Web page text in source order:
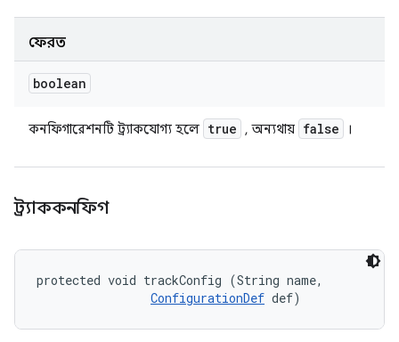
ফেরত
boolean
কনফিগারেশনটি ট্র্যাকযোগ্য হলে true , অন্যথায় false ।
ট্র্যাককনফিগ
protected void trackConfig (String name,
ConfigurationDef def)